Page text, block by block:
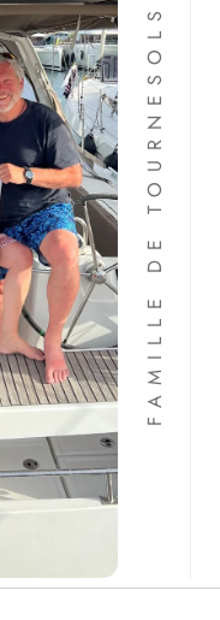
FAMILLE DE TOURNESOLS